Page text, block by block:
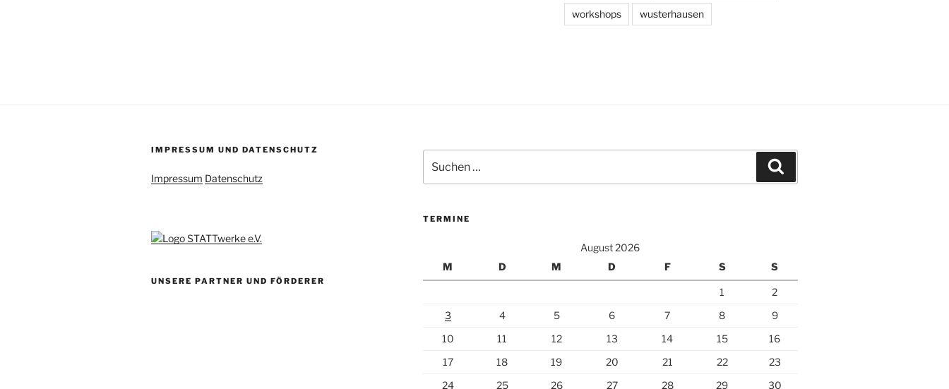
workshops wusterhausen
IMPRESSUM UND DATENSCHUTZ
Impressum Datenschutz
UNSERE PARTNER UND FÖRDERER
nach:
TERMINE
August 2026
M
D M D F S S
1
2
3
4 5 6 7 8
9
10
11 12 13 14 15
16
17
18 19 20 21 22
23
24
25 26 27 28 29
30